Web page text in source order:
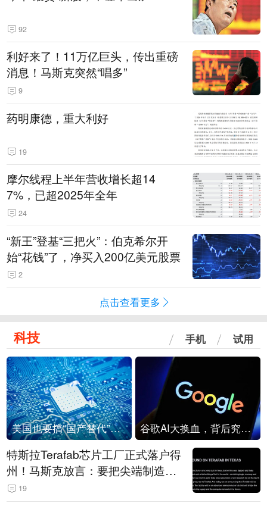
92
利好来了！11万亿巨头，传出重磅
消息！马斯克突然“唱多”
9
药明康德，重大利好
19
摩尔线程上半年营收增长超14
7%，已超2025年全年
24
“新王”登基“三把火”：伯克希尔开
始“花钱”了，净买入200亿美元股票
2
点击查看更多
科技 手机 试用
美国也要搞“国产替代”？先算清三笔账 谷歌AI大换血，背后究竟发生了什么？
特斯拉Terafab芯片工厂正式落户得
州！马斯克放言：要把尖端制造带
回美国
19